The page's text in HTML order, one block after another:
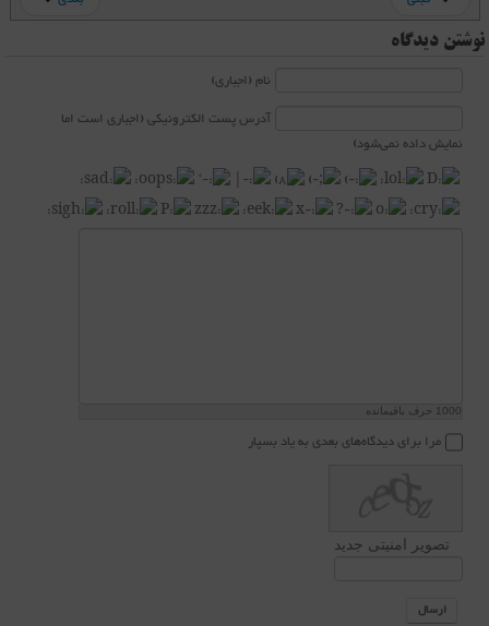
نوشتن دیدگاه
نام (اجباری)
آدرس پست الکترونیکی (اجباری است اما
نمایش داده نمی‌شود)
1000 حرف باقیمانده
مرا برای دیدگاه‌های بعدی به یاد بسپار
تصویر امنیتی جدید
ارسال